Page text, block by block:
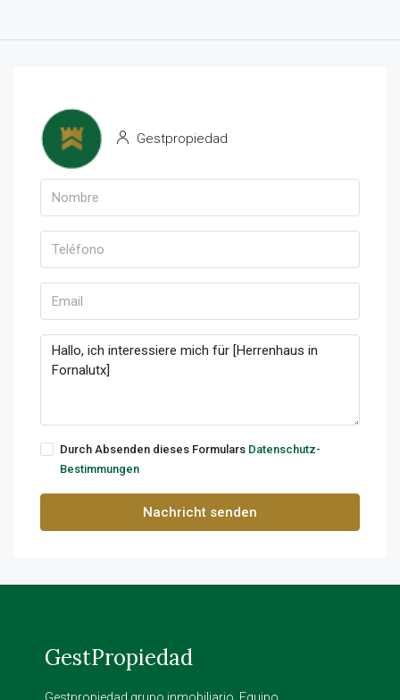
Gestpropiedad
Durch Absenden dieses Formulars Datenschutz-
Bestimmungen
Nachricht senden
GestPropiedad